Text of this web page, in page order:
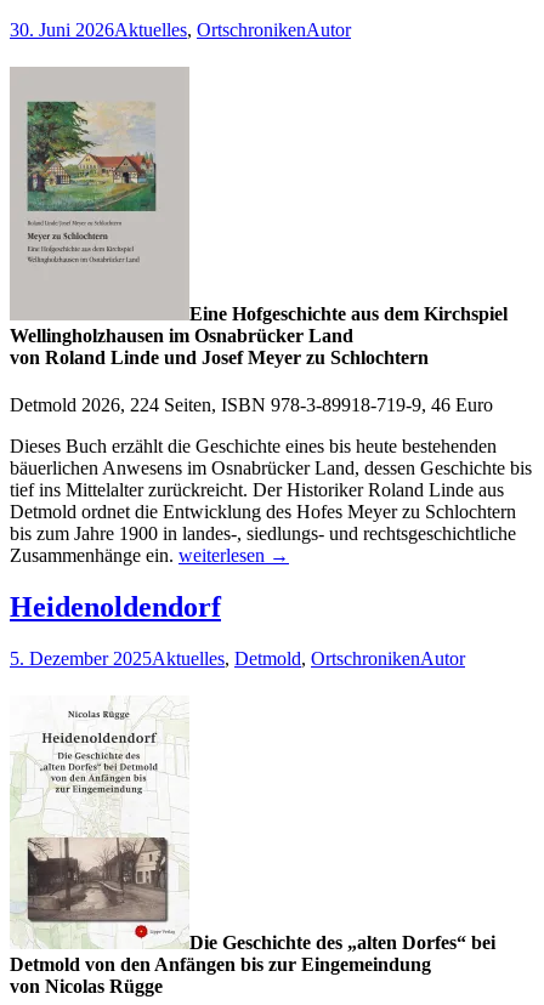
30. Juni 2026Aktuelles, OrtschronikenAutor
Eine Hofgeschichte aus dem Kirchspiel
Wellingholzhausen im Osnabrücker Land
von Roland Linde und Josef Meyer zu Schlochtern
Detmold 2026, 224 Seiten, ISBN 978-3-89918-719-9, 46 Euro
Dieses Buch erzählt die Geschichte eines bis heute bestehenden
bäuerlichen Anwesens im Osnabrücker Land, dessen Geschichte bis
tief ins Mittelalter zurückreicht. Der Historiker Roland Linde aus
Detmold ordnet die Entwicklung des Hofes Meyer zu Schlochtern
bis zum Jahre 1900 in landes-, siedlungs- und rechtsgeschichtliche
Zusammenhänge ein. Meyer
Schlochtern
weiterlesen →
Heidenoldendorf
5. Dezember 2025Aktuelles, Detmold, OrtschronikenAutor
Die Geschichte des „alten Dorfes“ bei
Detmold von den Anfängen bis zur Eingemeindung
von Nicolas Rügge